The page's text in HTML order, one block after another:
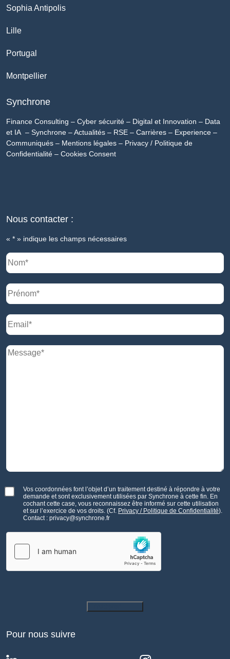
Sophia Antipolis
Lille
Portugal
Montpellier
Synchrone
Finance Consulting – Cyber sécurité – Digital et Innovation – Data
et IA – Synchrone –Actualités – RSE – Carrières – Experience –
Communiqués – Mentions légales – Privacy / Politique de
Confidentialité – Cookies Consent
Nous contacter :
« * » indique les champs nécessaires
Vos coordonnées font l’objet d’un traitement destiné à répondre à votre
demande et sont exclusivement utilisées par Synchrone à cette fin. En
cochant cette case, vous reconnaissez être informé sur cette utilisation
et sur l’exercice de vos droits. (Cf. Privacy / Politique de Confidentialité).
Contact : privacy@synchrone.fr
Pour nous suivre